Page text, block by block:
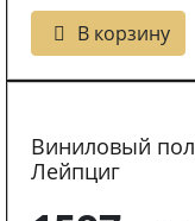
В корзину
Виниловый
Лейпциг